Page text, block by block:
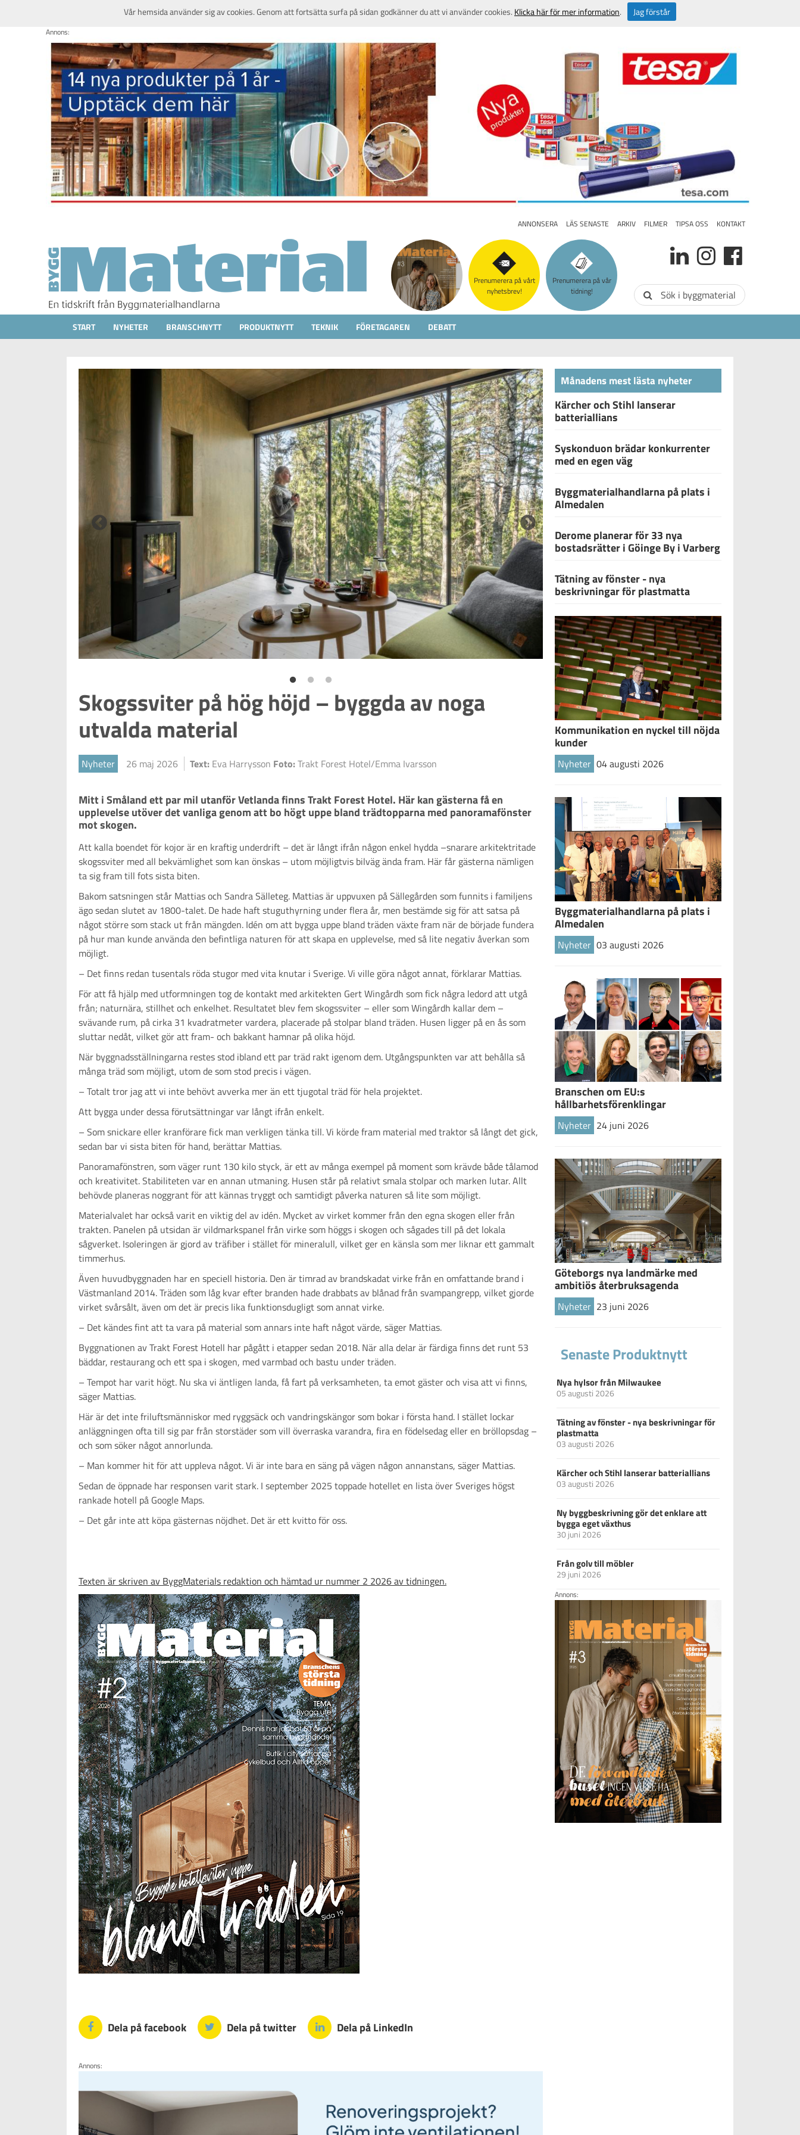
Annons:
ANNONSERA LÄS SENASTE ARKIV FILMER TIPSA OSS KONTAKT
Prenumerera på vårt
nyhetsbrev!
Prenumerera på vår
tidning!
Sök i byggmaterial
START NYHETER BRANSCHNYTT PRODUKTNYTT TEKNIK FÖRETAGAREN DEBATT
Skogssviter på hög höjd – byggda av noga
utvalda material
Nyheter 26 maj 2026 Text: Eva Harrysson Foto:Trakt Forest Hotel/Emma Ivarsson
Mitt i Småland ett par mil utanför Vetlanda finns Trakt Forest Hotel. Här kan gästerna få en
upplevelse utöver det vanliga genom att bo högt uppe bland trädtopparna med panoramafönster
Att kalla boendet för kojor är en kraftig underdrift – det är långt ifrån någon enkel hydda –snarare arkitektritade
skogssviter med all bekvämlighet som kan önskas – utom möjligtvis bilväg ända fram. Här får gästerna nämligen
ta sig fram till fots sista biten.
Bakom satsningen står Mattias och Sandra Sälleteg. Mattias är uppvuxen på Sällegården som funnits i familjens
ägo sedan slutet av 1800-talet. De hade haft stuguthyrning under flera år, men bestämde sig för att satsa på
något större som stack ut från mängden. Idén om att bygga uppe bland träden växte fram när de började fundera
på hur man kunde använda den befintliga naturen för att skapa en upplevelse, med så lite negativ åverkan som
möjligt.
– Det finns redan tusentals röda stugor med vita knutar i Sverige. Vi ville göra något annat, förklarar Mattias.
För att få hjälp med utformningen tog de kontakt med arkitekten Gert Wingårdh som fick några ledord att utgå
från; naturnära, stillhet och enkelhet. Resultatet blev fem skogssviter – eller som Wingårdh kallar dem –
svävande rum, på cirka 31 kvadratmeter vardera, placerade på stolpar bland träden. Husen ligger på en ås som
sluttar nedåt, vilket gör att fram- och bakkant hamnar på olika höjd.
När byggnadsställningarna restes stod ibland ett par träd rakt igenom dem. Utgångspunkten var att behålla så
många träd som möjligt, utom de som stod precis i vägen.
– Totalt tror jag att vi inte behövt avverka mer än ett tjugotal träd för hela projektet.
Att bygga under dessa förutsättningar var långt ifrån enkelt.
– Som snickare eller kranförare fick man verkligen tänka till. Vi körde fram material med traktor så långt det gick,
sedan bar vi sista biten för hand, berättar Mattias.
Panoramafönstren, som väger runt 130 kilo styck, är ett av många exempel på moment som krävde både tålamod
och kreativitet. Stabiliteten var en annan utmaning. Husen står på relativt smala stolpar och marken lutar. Allt
behövde planeras noggrant för att kännas tryggt och samtidigt påverka naturen så lite som möjligt.
Materialvalet har också varit en viktig del av idén. Mycket av virket kommer från den egna skogen eller från
trakten. Panelen på utsidan är vildmarkspanel från virke som höggs i skogen och sågades till på det lokala
sågverket. Isoleringen är gjord av träfiber i stället för mineralull, vilket ger en känsla som mer liknar ett gammalt
timmerhus.
Även huvudbyggnaden har en speciell historia. Den är timrad av brandskadat virke från en omfattande brand i
Västmanland 2014. Träden som låg kvar efter branden hade drabbats av blånad från svampangrepp, vilket gjorde
virket svårsålt, även om det är precis lika funktionsdugligt som annat virke.
– Det kändes fint att ta vara på material som annars inte haft något värde, säger Mattias.
Byggnationen av Trakt Forest Hotell har pågått i etapper sedan 2018. När alla delar är färdiga finns det runt 53
bäddar, restaurang och ett spa i skogen, med varmbad och bastu under träden.
– Tempot har varit högt. Nu ska vi äntligen landa, få fart på verksamheten, ta emot gäster och visa att vi finns,
säger Mattias.
Här är det inte friluftsmänniskor med ryggsäck och vandringskängor som bokar i första hand. I stället lockar
anläggningen ofta till sig par från storstäder som vill överraska varandra, fira en födelsedag eller en bröllopsdag –
och som söker något annorlunda.
– Man kommer hit för att uppleva något. Vi är inte bara en säng på vägen någon annanstans, säger Mattias.
Sedan de öppnade har responsen varit stark. I september 2025 toppade hotellet en lista över Sveriges högst
rankade hotell på Google Maps.
– Det går inte att köpa gästernas nöjdhet. Det är ett kvitto för oss.
Texten är skriven av ByggMaterials redaktion och hämtad ur nummer 2 2026 av tidningen.
Dela på facebook Dela på twitter Dela på LinkedIn
Annons:
Månadens mest lästa nyheter
Kärcher och Stihl lanserar
batteriallians
Syskonduon brädar konkurrenter
med en egen väg
Byggmaterialhandlarna på plats i
Almedalen
Derome planerar för 33 nya
bostadsrätter i Göinge By i Varberg
Tätning av fönster - nya
beskrivningar för plastmatta
Kommunikation en nyckel till nöjda
kunder
Nyheter 04 augusti 2026
Byggmaterialhandlarna på plats i
Almedalen
Nyheter 03 augusti 2026
Branschen om EU:s
hållbarhetsförenklingar
Nyheter 24 juni 2026
Göteborgs nya landmärke med
ambitiös återbruksagenda
Nyheter 23 juni 2026
Senaste Produktnytt
Nya hylsor från Milwaukee
05 augusti 2026
Tätning av fönster - nya beskrivningar för
plastmatta
03 augusti 2026
Kärcher och Stihl lanserar batteriallians
03 augusti 2026
Ny byggbeskrivning gör det enklare att
bygga eget växthus
30 juni 2026
Från golv till möbler
29 juni 2026
Annons:
Vår hemsida använder sig av cookies. Genom att fortsätta surfa på sidan godkänner du att vi använder cookies. Klicka här för mer information. Jag förstår